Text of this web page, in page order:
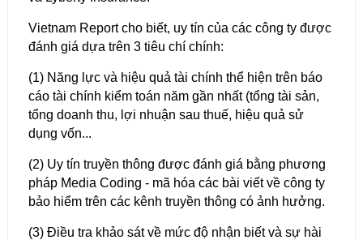
Vietnam Report cho biết, uy tín của các công ty được
đánh giá dựa trên 3 tiêu chí chính:
(1) Năng lực và hiệu quả tài chính thể hiện trên báo
cáo tài chính kiểm toán năm gần nhất (tổng tài sản,
tổng doanh thu, lợi nhuận sau thuế, hiệu quả sử
dụng vốn...
(2) Uy tín truyền thông được đánh giá bằng phương
pháp Media Coding - mã hóa các bài viết về công ty
bảo hiểm trên các kênh truyền thông có ảnh hưởng.
(3) Điều tra khảo sát về mức độ nhận biết và sự hài